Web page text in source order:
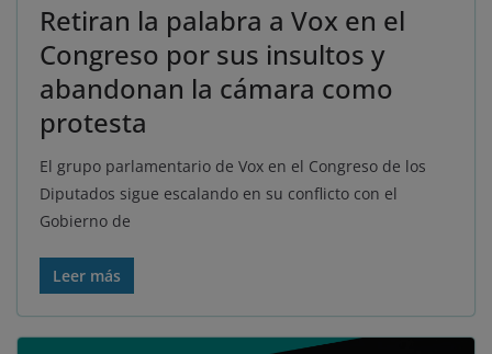
Retiran la palabra a Vox en el
Congreso por sus insultos y
abandonan la cámara como
protesta
El grupo parlamentario de Vox en el Congreso de los
Diputados sigue escalando en su conflicto con el
Gobierno de
Leer más